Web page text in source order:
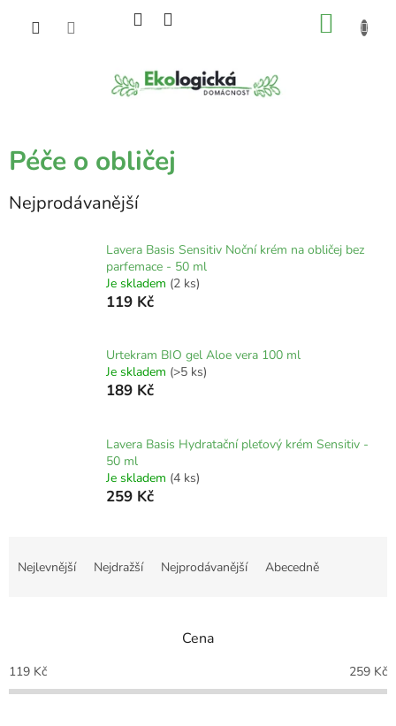
Péče o obličej
Nejprodávanější
Lavera Basis Sensitiv Noční krém na obličej bez
parfemace - 50 ml
Je skladem (2 ks)
119 Kč
Urtekram BIO gel Aloe vera 100 ml
Je skladem (>5 ks)
189 Kč
Lavera Basis Hydratační pleťový krém Sensitiv -
50 ml
Je skladem (4 ks)
259 Kč
p
r
o
Nejlevnější Nejdražší Nejprodávanější Abecedně
Cena
119 Kč 259 Kč